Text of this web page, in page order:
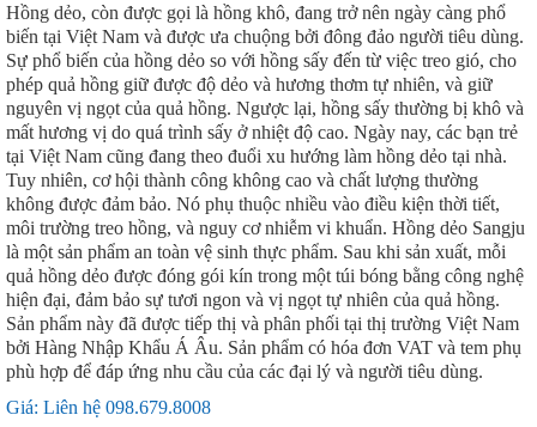
Hồng dẻo, còn được gọi là hồng khô, đang trở nên ngày càng phổ
biến tại Việt Nam và được ưa chuộng bởi đông đảo người tiêu dùng.
Sự phổ biến của hồng dẻo so với hồng sấy đến từ việc treo gió, cho
phép quả hồng giữ được độ dẻo và hương thơm tự nhiên, và giữ
nguyên vị ngọt của quả hồng. Ngược lại, hồng sấy thường bị khô và
mất hương vị do quá trình sấy ở nhiệt độ cao. Ngày nay, các bạn trẻ
tại Việt Nam cũng đang theo đuổi xu hướng làm hồng dẻo tại nhà.
Tuy nhiên, cơ hội thành công không cao và chất lượng thường
không được đảm bảo. Nó phụ thuộc nhiều vào điều kiện thời tiết,
môi trường treo hồng, và nguy cơ nhiễm vi khuẩn. Hồng dẻo Sangju
là một sản phẩm an toàn vệ sinh thực phẩm. Sau khi sản xuất, mỗi
quả hồng dẻo được đóng gói kín trong một túi bóng bằng công nghệ
hiện đại, đảm bảo sự tươi ngon và vị ngọt tự nhiên của quả hồng.
Sản phẩm này đã được tiếp thị và phân phối tại thị trường Việt Nam
bởi Hàng Nhập Khẩu Á Âu. Sản phẩm có hóa đơn VAT và tem phụ
phù hợp để đáp ứng nhu cầu của các đại lý và người tiêu dùng.
Giá: Liên hệ 098.679.8008